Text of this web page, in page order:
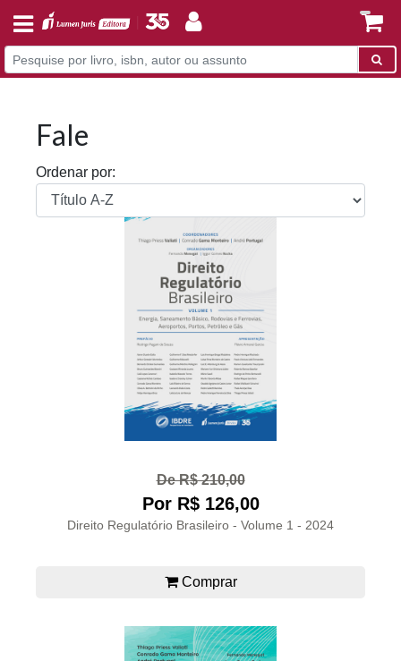
Fale
Ordenar por:
De R$ 210,00
Por R$ 126,00
Direito Regulatório Brasileiro - Volume 1 - 2024
Comprar